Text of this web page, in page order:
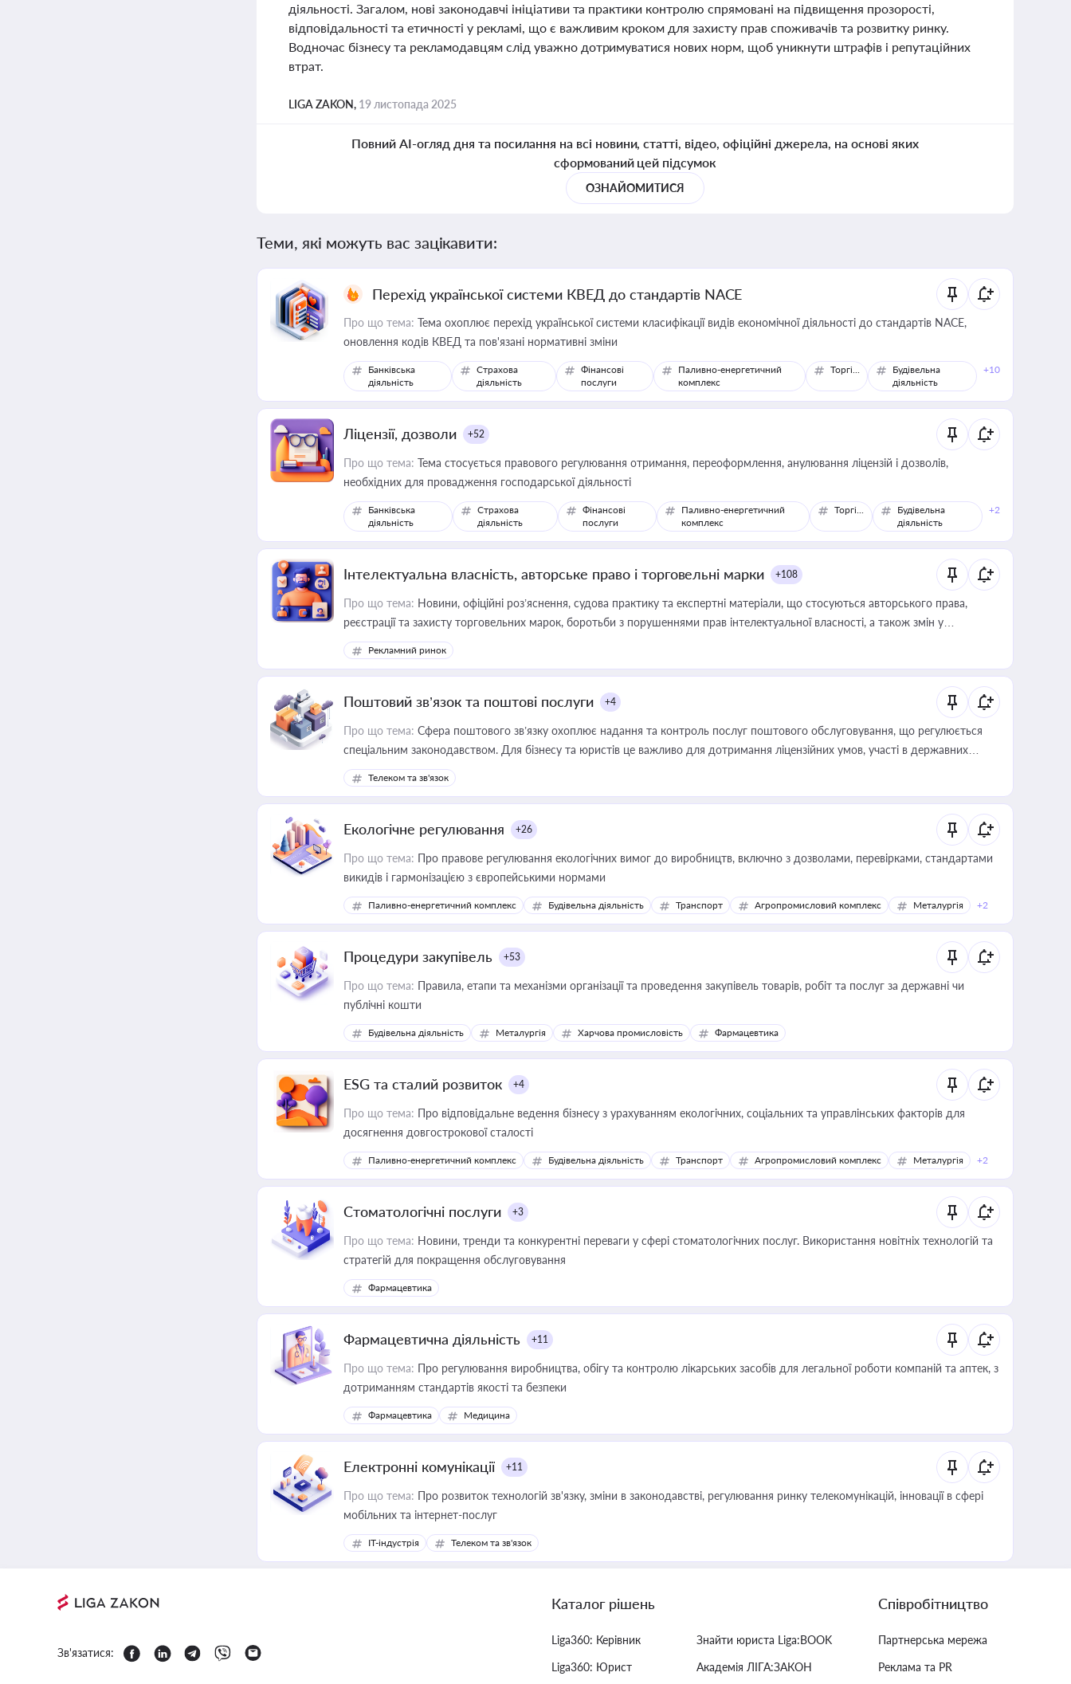
діяльності. Загалом, нові законодавчі ініціативи та практики контролю спрямовані на підвищення прозорості,
відповідальності та етичності у рекламі, що є важливим кроком для захисту прав споживачів та розвитку ринку.
Водночас бізнесу та рекламодавцям слід уважно дотримуватися нових норм, щоб уникнути штрафів і репутаційних
втрат.
LIGA ZAKON, 19 листопада 2025
Повний AI-огляд дня та посилання на всі новини, статті, відео, офіційні джерела, на основі яких
сформований цей підсумок
ОЗНАЙОМИТИСЯ
Теми, які можуть вас зацікавити:
Перехід української системи КВЕД до стандартів NACE
Про що тема: Тема охоплює перехід української системи класифікації видів економічної діяльності до стандартів NACE,
оновлення кодів КВЕД та пов'язані нормативні зміни
Банківська
діяльність
Страхова
діяльність
Фінансові
послуги
Паливно-енергетичний
комплекс
Торгівля
Будівельна
діяльність
+10
Ліцензії, дозволи +52
Про що тема: Тема стосується правового регулювання отримання, переоформлення, анулювання ліцензій і дозволів,
необхідних для провадження господарської діяльності
Банківська
діяльність
Страхова
діяльність
Фінансові
послуги
Паливно-енергетичний
комплекс
Торгівля
Будівельна
діяльність
+2
Інтелектуальна власність, авторське право і торговельні марки +108
Про що тема: Новини, офіційні роз’яснення, судова практику та експертні матеріали, що стосуються авторського права,
реєстрації та захисту торговельних марок, боротьби з порушеннями прав інтелектуальної власності, а також змін у
законодавстві у цій сфері
Рекламний ринок
Поштовий зв’язок та поштові послуги +4
Про що тема: Сфера поштового зв’язку охоплює надання та контроль послуг поштового обслуговування, що регулюється
спеціальним законодавством. Для бізнесу та юристів це важливо для дотримання ліцензійних умов, участі в державних
реєстрах і забезпечення прав споживачів.
Телеком та зв'язок
Екологічне регулювання +26
Про що тема: Про правове регулювання екологічних вимог до виробництв, включно з дозволами, перевірками, стандартами
викидів і гармонізацією з європейськими нормами
Паливно-енергетичний комплекс Будівельна діяльність Транспорт Агропромисловий комплекс Металургія +2
Процедури закупівель +53
Про що тема: Правила, етапи та механізми організації та проведення закупівель товарів, робіт та послуг за державні чи
публічні кошти
Будівельна діяльність Металургія Харчова промисловість Фармацевтика
ESG та сталий розвиток +4
Про що тема: Про відповідальне ведення бізнесу з урахуванням екологічних, соціальних та управлінських факторів для
досягнення довгострокової сталості
Паливно-енергетичний комплекс Будівельна діяльність Транспорт Агропромисловий комплекс Металургія +2
Стоматологічні послуги +3
Про що тема: Новини, тренди та конкурентні переваги у сфері стоматологічних послуг. Використання новітніх технологій та
стратегій для покращення обслуговування
Фармацевтика
Фармацевтична діяльність +11
Про що тема: Про регулювання виробництва, обігу та контролю лікарських засобів для легальної роботи компаній та аптек, з
дотриманням стандартів якості та безпеки
Фармацевтика Медицина
Електронні комунікації +11
Про що тема: Про розвиток технологій зв'язку, зміни в законодавстві, регулювання ринку телекомунікацій, інновації в сфері
мобільних та інтернет-послуг
IT-індустрія Телеком та зв'язок
Зв'язатися:
Каталог рішень
Liga360: Керівник
Liga360: Юрист
Знайти юриста Liga:BOOK
Академія ЛІГА:ЗАКОН
Співробітництво
Партнерська мережа
Реклама та PR